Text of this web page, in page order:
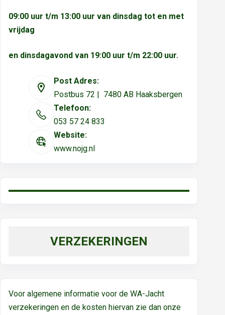
09:00 uur t/m 13:00 uur van dinsdag tot en met
vrijdag
en dinsdagavond van 19:00 uur t/m 22:00 uur.
Post Adres:
Postbus 72 | 7480 AB Haaksbergen
Telefoon:
053 57 24 833
Website:
www.nojg.nl
VERZEKERINGEN
Voor algemene informatie voor de WA-Jacht
verzekeringen en de kosten hiervan zie dan onze